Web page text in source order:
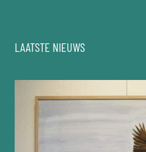
LAATSTE NIEUWS